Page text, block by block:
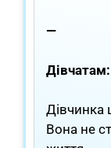
—
Дівчатам:
Дівчинка
Вона не